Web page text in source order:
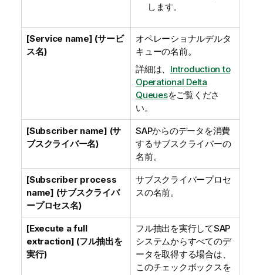
します。
[Service name] (サービ
ス名)
オペレーショナルデルタ
キューの名前。
詳細は、 Introduction to
Operational Delta
Queuesをご覧くださ
い。
[Subscriber name] (サ
ブスクライバー名)
SAPからのデータを消費
するサブスクライバーの
名前。
[Subscriber process
name] (サブスクライバ
ープロセス名)
サブスクライバープロセ
スの名前。
[Execute a full
extraction] (フル抽出を
実行)
フル抽出を実行してSAP
システムからすべてのデ
ータを取得する場合は、
このチェックボックスを